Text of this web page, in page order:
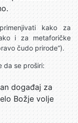
kako za
i za metaforičke
čudo prirode“).
da se proširi:
događaj za
Božje volje